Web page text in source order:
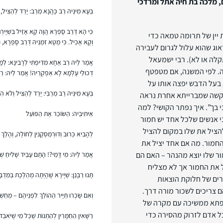
של תרומה טמאה כדי
שהוא עלול לגרום לעבירה
או לא). רבי ישמעאל
לפי המשנה, אם מטפטף
בעל הדבש יפצה אותו על
שמברייתא אחרת נראה
איך נפתר הקושי? למה
אנשים שלכל אחד יש חמור
את שלו במקום להציל
מה אם אחד יציל את
שלו יוצא מהנהר – האם הם
את החמור אך לא מצליח
של חלוקת הוצאות
צריכים לשכור מורה דרך.
ממשיכה עם מקרה של
אדם לזרוק מהסירה כדי
בְּעָא מִינֵּיהּ רַב כָּהֲנָא מֵרַב: יָרַד
כִּי הָא דְּרַב סָפְרָא הֲוָה קָא אָזֵיל
וְקָא אָכֵיל. כִּי מְטָא זִמְנֵיהּ דְּרַב
אֲמַר לֵיהּ רַב אַחָא מִדִּיפְתִּי לְרָבִינָא:
דְּכוּלֵּי עָלְמָא לָא אַפְקְרֵיהּ! אֲמַר לֵיהּ:
בְּעָא מִינֵּיהּ רַב מֵרַבִּי: יָרַד לְהַצִּיל וְלֹא
אֵיתִיבֵיהּ: הַשּׂוֹכֵר אֶת הַפּוֹעֵל
לְהָבִיא כְּרוּב וְדוּרְמַסְקָנִין לַחוֹלֶה,
אֲמַר לֵיהּ: מִי דָּמֵי?! הָתָם עָבֵיד שָׁלִיחַ
תָּנוּ רַבָּנַן: שְׁיָירָא שֶׁהָיְתָה מְהַלֶּכֶת
וְאִם שָׂכְרוּ תַּיָּיר הַהוֹלֵךְ לִפְנֵיהֶם –
רַשָּׁאִין הַחַמָּרִין לְהַתְנוֹת שֶׁכׇּל מִי